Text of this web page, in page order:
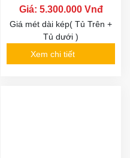
Giá: 5.300.000 Vnđ
Giá mét dài kép( Tủ Trên +
Tủ dưới )
Xem chi tiết